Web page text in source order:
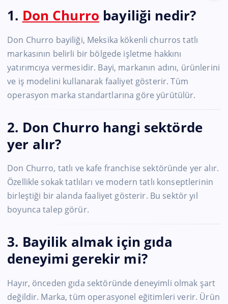
1. Don Churro bayiliği nedir?
Don Churro bayiliği, Meksika kökenli churros tatlı
markasının belirli bir bölgede işletme hakkını
yatırımcıya vermesidir. Bayi, markanın adını, ürünlerini
ve iş modelini kullanarak faaliyet gösterir. Tüm
operasyon marka standartlarına göre yürütülür.
2. Don Churro hangi sektörde
yer alır?
Don Churro, tatlı ve kafe franchise sektöründe yer alır.
Özellikle sokak tatlıları ve modern tatlı konseptlerinin
birleştiği bir alanda faaliyet gösterir. Bu sektör yıl
boyunca talep görür.
3. Bayilik almak için gıda
deneyimi gerekir mi?
Hayır, önceden gıda sektöründe deneyimli olmak şart
değildir. Marka, tüm operasyonel eğitimleri verir. Ürün